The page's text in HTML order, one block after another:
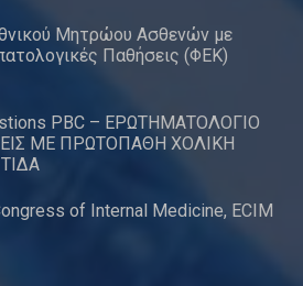
Μητρώου Ασθενών με
Παθήσεις (ΦΕΚ)
PBC – ΕΡΩΤΗΜΑΤΟΛΟΓΙΟ
ΜΕ ΠΡΩΤΟΠΑΘΗ ΧΟΛΙΚΗ
of Internal Medicine, ECIM